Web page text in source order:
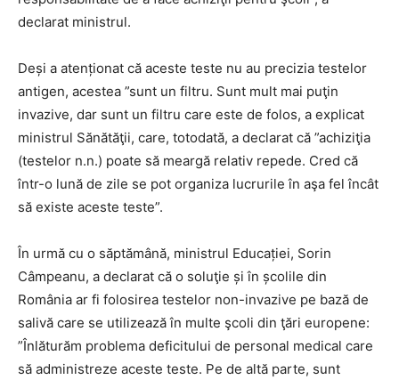
declarat ministrul.
Deși a atenționat că aceste teste nu au precizia testelor
antigen, acestea ”sunt un filtru. Sunt mult mai puţin
invazive, dar sunt un filtru care este de folos, a explicat
ministrul Sănătăţii, care, totodată, a declarat că ”achiziţia
(testelor n.n.) poate să meargă relativ repede. Cred că
într-o lună de zile se pot organiza lucrurile în aşa fel încât
să existe aceste teste”.
În urmă cu o săptămână, ministrul Educației, Sorin
Câmpeanu, a declarat că o soluţie și în școlile din
România ar fi folosirea testelor non-invazive pe bază de
salivă care se utilizează în multe şcoli din ţări europene:
”Înlăturăm problema deficitului de personal medical care
să administreze aceste teste. Pe de altă parte, sunt